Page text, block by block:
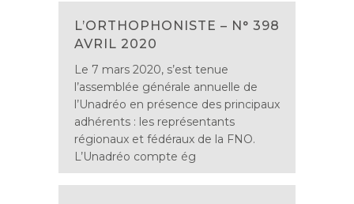
L’ORTHOPHONISTE – N° 398
AVRIL 2020
Le 7 mars 2020, s’est tenue
l’assemblée générale annuelle de
l’Unadréo en présence des principaux
adhérents : les représentants
régionaux et fédéraux de la FNO.
L’Unadréo compte ég